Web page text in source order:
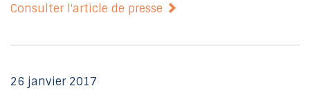
Consulter l'article de presse
26 janvier 2017